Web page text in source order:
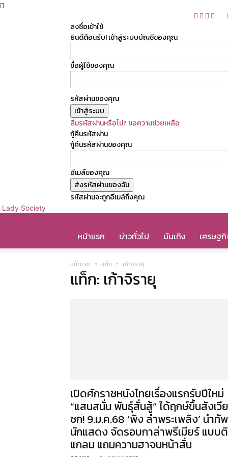
ลงชื่อเข้าใช้
ยินดีต้อนรับ! เข้าสู่ระบบบัญชีของคุณ
ชื่อผู้ใช้ของคุณ
รหัสผ่านของคุณ
ลืมรหัสผ่านหรือไม่? ขอความช่วยเหลือ
กู้คืนรหัสผ่าน
กู้คืนรหัสผ่านของคุณ
อีเมล์ของคุณ
รหัสผ่านจะถูกอีเมล์ถึงคุณ
Lady Society
หน้าแรก ข่าวทั่วไป บันเทิง เศรษฐ
หน้าแรก แท็ก เก้าจิรายุ
แท็ก: เก้าจิรายุ
เปิดศักราชหนังไทยเรื่องแรกรับปีใหม่
“แสนสนั่น พันธุ์สั่นสู้” ได้ฤกษ์ขึ้นสังเวี
ชก! 9.ม.ค.68 ‘พิง ลำพระเพลิง’ นำทัพ
นักแสดง จัดรอบกาล่าพรีเมียร์ แบบ
แกลม แถมความฮาจนหน้าสั่น